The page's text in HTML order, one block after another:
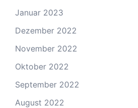
Januar 2023
Dezember 2022
November 2022
Oktober 2022
September 2022
August 2022